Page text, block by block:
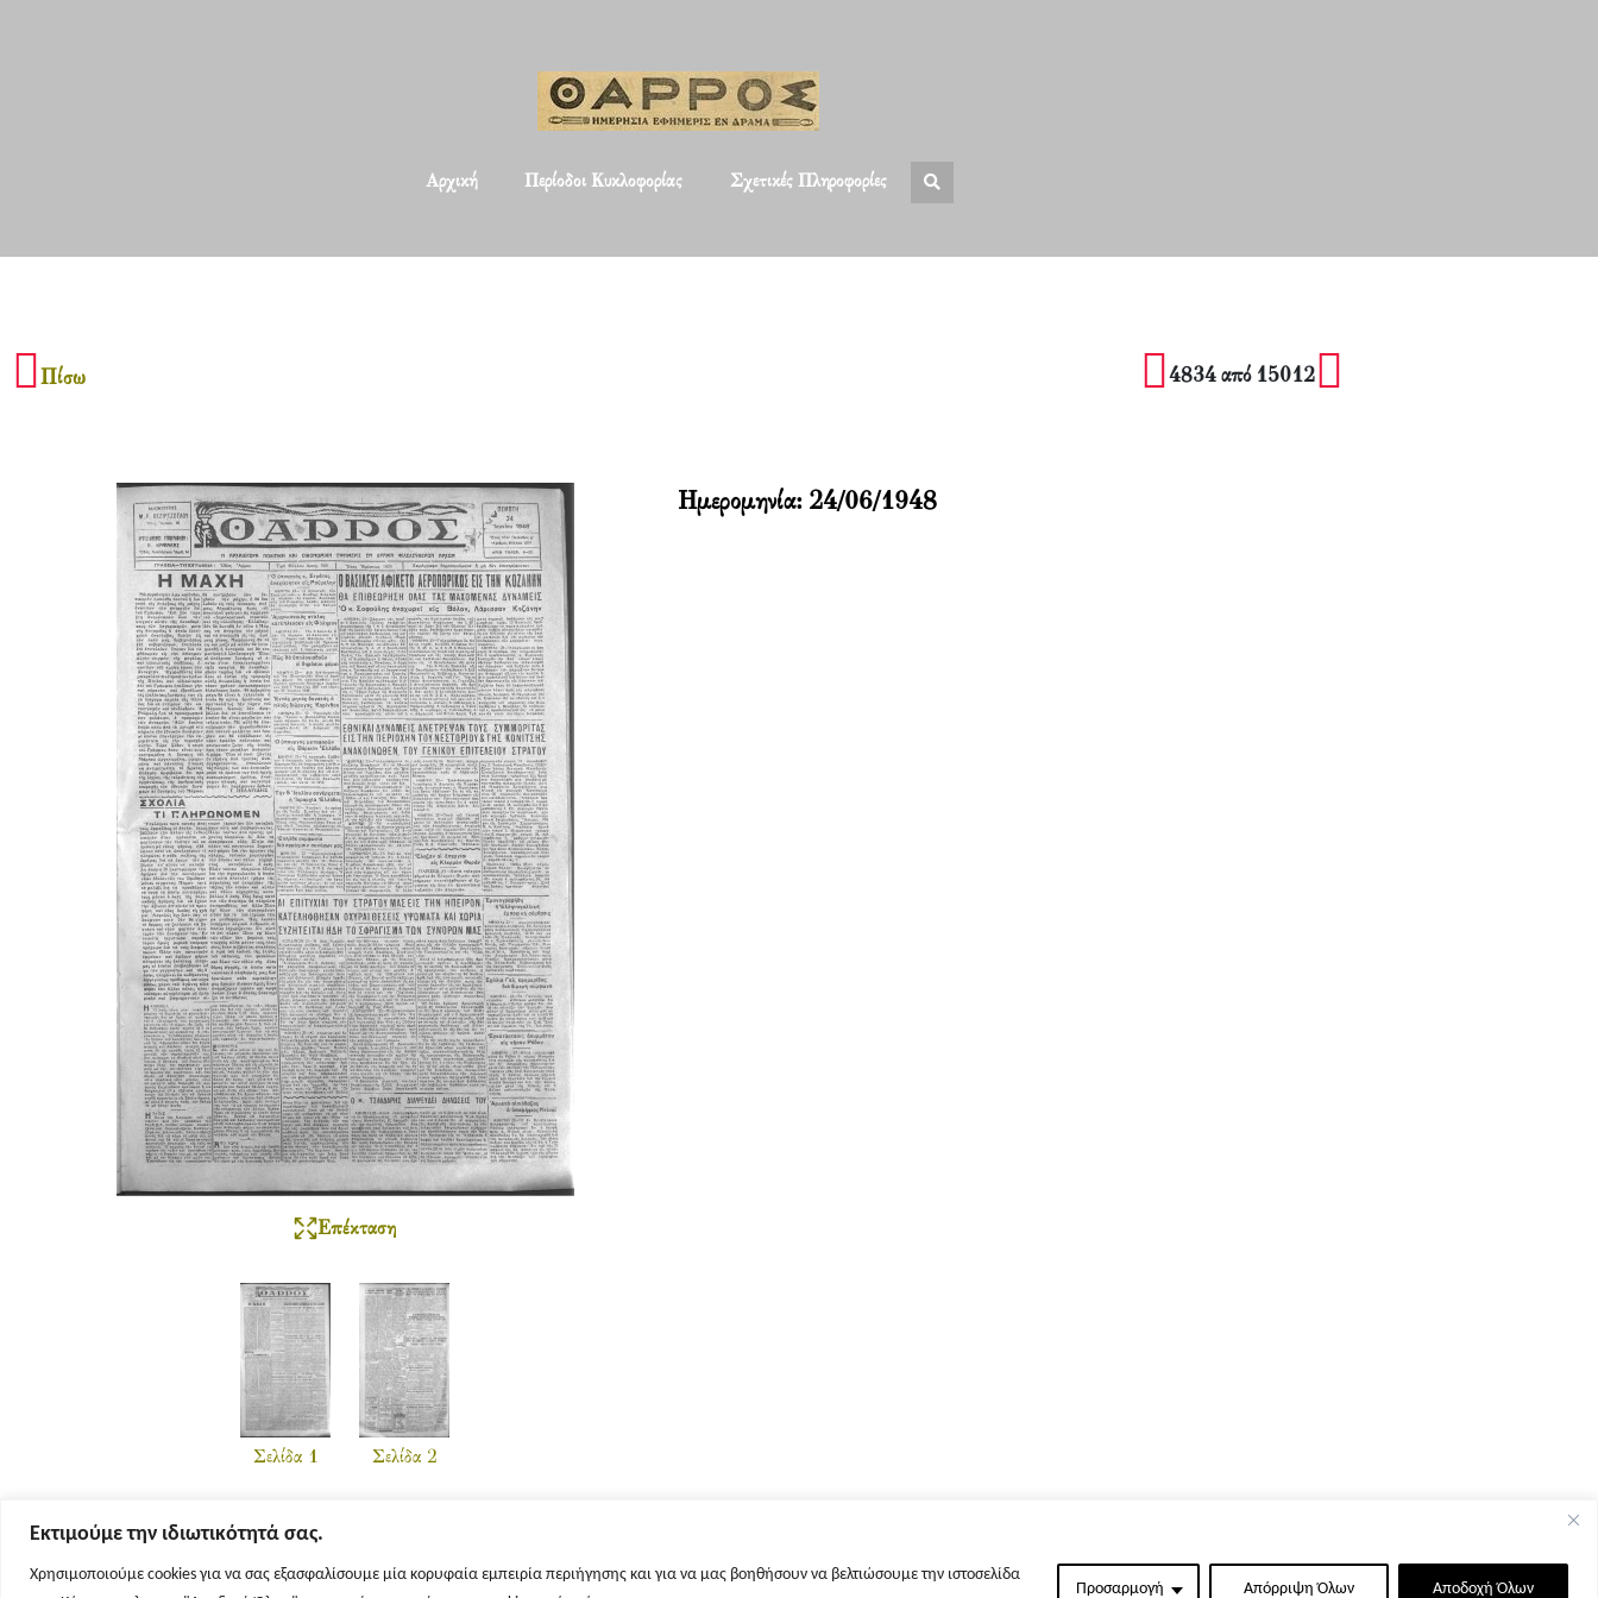
Εκτιμούμε την ιδιωτικότητά σας.
Χρησιμοποιούμε cookies για να σας εξασφαλίσουμε μία κορυφαία εμπειρία περιήγησης και για να μας βοηθήσουν να βελτιώσουμε την ιστοσελίδα
Προσαρμογή Απόρριψη Όλων Αποδοχή Όλων
Αρχική Περίοδοι Κυκλοφορίας Σχετικές Πληροφορίες
Πίσω 4834 από 15012
Επέκταση
Σελίδα 1 Σελίδα 2
Ημερομηνία: 24/06/1948